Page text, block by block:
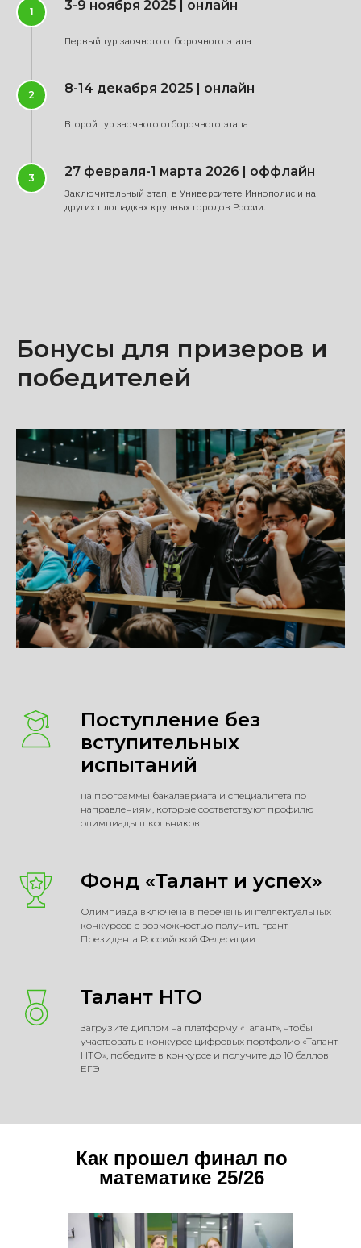
3-9 ноября 2025 | онлайн
Первый тур заочного отборочного этапа
8-14 декабря 2025 | онлайн
Второй тур заочного отборочного этапа
27 февраля-1 марта 2026 | оффлайн
Заключительный этап, в Университете Иннополис и на
других площадках крупных городов России.
Бонусы для призеров и
победителей
Поступление без
вступительных
испытаний
на программы бакалавриата и специалитета по
направлениям, которые соответствуют профилю
олимпиады школьников
Фонд «Талант и успех»
Олимпиада включена в перечень интеллектуальных
конкурсов с возможностью получить грант
Президента Российской Федерации
Талант НТО
Загрузите диплом на платформу «Талант», чтобы
участвовать в конкурсе цифровых портфолио «Талант
НТО», победите в конкурсе и получите до 10 баллов
ЕГЭ
Как прошел финал по
математике 25/26
+7
Я соглашаюсьполучать
рекламную рассылку
данных
мы всегда
на связи: